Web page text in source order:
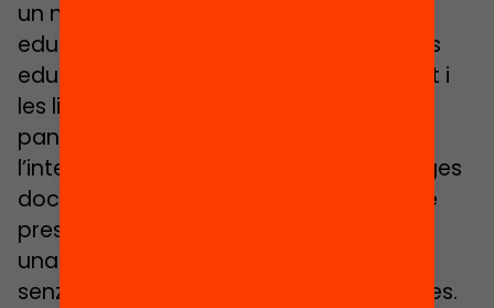
un nou format per oferir a la comunitat
educativa la possibilitat de fer trobades
educatives també en format digital. Tot i
les limitacions d’una educació en
pandèmia, l’Edcamp Online manté viu
l’intercanvi d’experiències i aprenentatges
docents a més de reduir les barreres de
presencialitat i territorialitat i promoure
una participació més àgil, còmode i
senzilla a totes les persones interessades.